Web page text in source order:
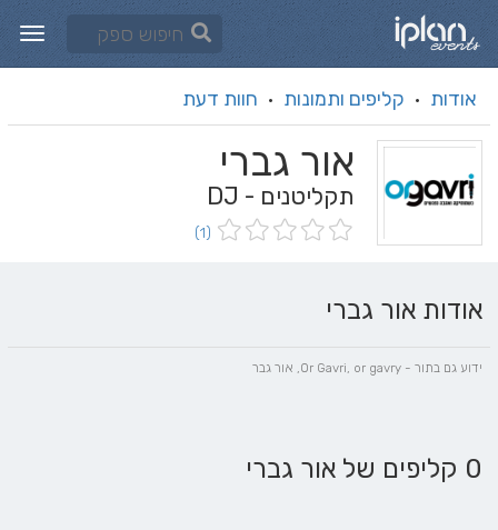
אודות · קליפים ותמונות · חוות דעת
אור גברי
תקליטנים - DJ
(1)
אודות אור גברי
ידוע גם בתור - Or Gavri, or gavry, אור גבר
0 קליפים של אור גברי